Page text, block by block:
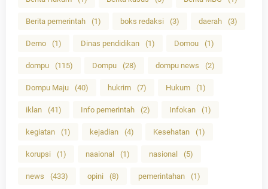
Berita pemerintah (1) boks redaksi (3) daerah (3)
Demo (1) Dinas pendidikan (1) Domou (1)
dompu (115) Dompu (28) dompu news (2)
Dompu Maju (40) hukrim (7) Hukum (1)
iklan (41) Info pemerintah (2) Infokan (1)
kegiatan (1) kejadian (4) Kesehatan (1)
korupsi (1) naaional (1) nasional (5)
news (433) opini (8) pemerintahan (1)